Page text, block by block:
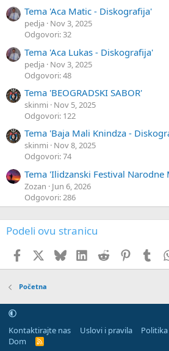
Tema 'Aca Matic - Diskografija'
pedja Nov 3, 2025
Odgovori: 32
Tema 'Aca Lukas - Diskografija'
pedja Nov 3, 2025
Odgovori: 48
Tema 'BEOGRADSKI SABOR'
skinmi Nov 5, 2025
Odgovori: 122
Tema 'Baja Mali Knindza -
skinmi Nov 8, 2025
Odgovori: 74
Tema 'Ilidzanski Festival Narodne
Zozan
Jun 6, 2026
Odgovori: 286
Podeli ovu stranicu
Facebook Bluskaj LinkedInReddit Pinterest
Početna
Kontaktirajte nas Uslovi i pravila
Dom
R